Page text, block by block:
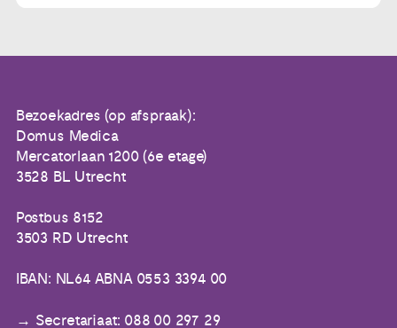
Bezoekadres (op afspraak):
Domus Medica
Mercatorlaan 1200 (6e etage)
3528 BL Utrecht
Postbus 8152
3503 RD Utrecht
IBAN: NL64 ABNA 0553 3394 00
Secretariaat: 088 00 297 29